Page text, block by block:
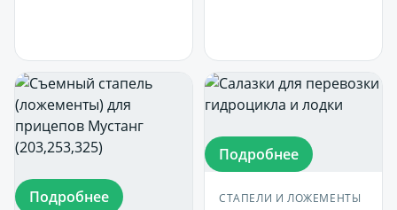
Подробнее
Подробнее
СТАПЕЛИ И ЛОЖЕМЕНТЫ